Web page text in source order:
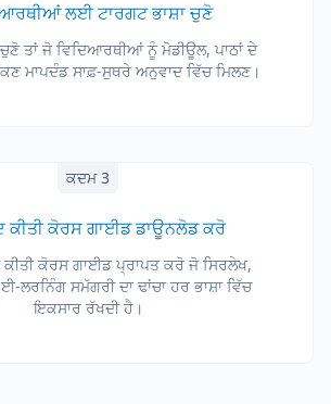
ਲਈ ਟਾਰਗਟ ਭਾਸ਼ਾ ਚੁਣੋ
ਚੁਣੋ ਤਾਂ ਜੋ ਵਿਦਿਆਰਥੀਆਂ ਨੂੰ ਮੋਡੀਊਲ, ਪਾਠਾਂ ਦੇ
ਮਾਪਦੰਡ ਸਾਫ਼-ਸੁਥਰੇ ਅਨੁਵਾਦ ਵਿੱਚ ਮਿਲਣ।
ਕਦਮ 3
ਕੀਤੀ ਕੋਰਸ ਗਾਈਡ ਡਾਊਨਲੋਡ ਕਰੋ
ਕੋਰਸ ਗਾਈਡ ਪ੍ਰਾਪਤ ਕਰੋ ਜੋ ਸਿਰਲੇਖ,
ਲਰਨਿੰਗ ਸਮੱਗਰੀ ਦਾ ਢਾਂਚਾ ਹਰ ਭਾਸ਼ਾ ਵਿੱਚ
ਇਕਸਾਰ ਰੱਖਦੀ ਹੈ।